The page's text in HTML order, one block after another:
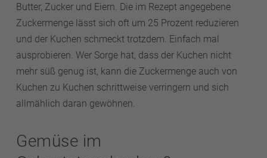
Butter, Zucker und Eiern. Die im Rezept angegebene
Zuckermenge lässt sich oft um 25 Prozent reduzieren
und der Kuchen schmeckt trotzdem. Einfach mal
ausprobieren. Wer Sorge hat, dass der Kuchen nicht
mehr süß genug ist, kann die Zuckermenge auch von
Kuchen zu Kuchen schrittweise verringern und sich
allmählich daran gewöhnen.
Gemüse im